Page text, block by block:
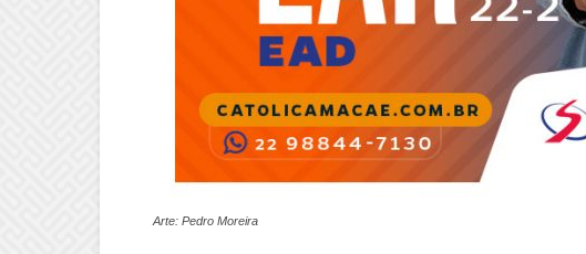
Arte: Pedro Moreira